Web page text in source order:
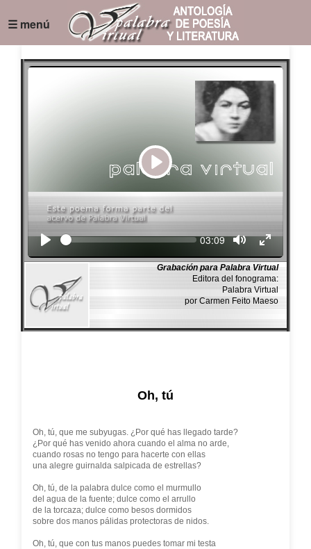
☰ menú
Play
Seek Current
03:09
Grabación para Palabra Virtual
Editora del fonograma:
Palabra Virtual
por Carmen Feito Maeso
Oh, tú
Oh, tú, que me subyugas. ¿Por qué has llegado tarde?
¿Por qué has venido ahora cuando el alma no arde,
cuando rosas no tengo para hacerte con ellas
una alegre guirnalda salpicada de estrellas?
Oh, tú, de la palabra dulce como el murmullo
del agua de la fuente; dulce como el arrullo
de la torcaza; dulce como besos dormidos
sobre dos manos pálidas protectoras de nidos.
Oh, tú, que con tus manos puedes tomar mi testa